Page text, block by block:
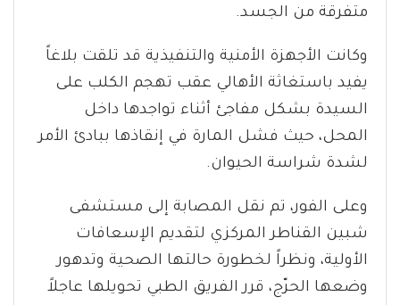
متفرقة من الجسد.
​وكانت الأجهزة الأمنية والتنفيذية قد تلقت بلاغاً
يفيد باستغاثة الأهالي عقب تهجم الكلب على
السيدة بشكل مفاجئ أثناء تواجدها داخل
المحل، حيث فشل المارة في إنقاذها ببادئ الأمر
لشدة شراسة الحيوان.
​وعلى الفور، تم نقل المصابة إلى مستشفى
شبين القناطر المركزي لتقديم الإسعافات
الأولية، ونظراً لخطورة حالتها الصحية وتدهور
وضعها الحرّج، قرر الفريق الطبي تحويلها عاجلاً